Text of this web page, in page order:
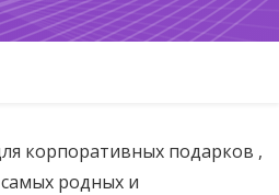
корпоративных подарков ,
родных и